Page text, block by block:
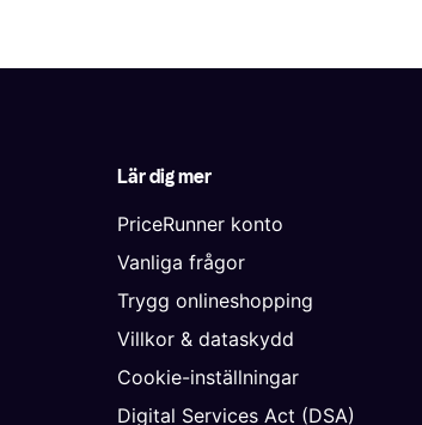
Lär dig mer
PriceRunner konto
Vanliga frågor
Trygg onlineshopping
Villkor & dataskydd
Cookie-inställningar
Digital Services Act (DSA)